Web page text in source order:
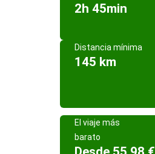
2h 45min
Distancia mínima
145 km
El viaje más
barato